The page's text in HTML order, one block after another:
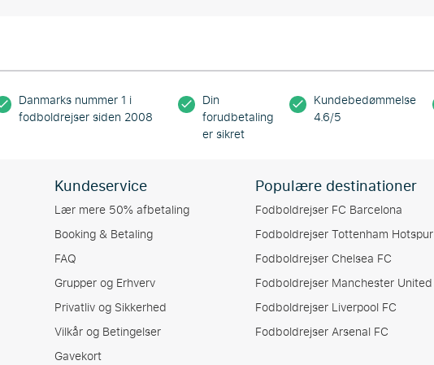
Danmarks nummer 1 i
fodboldrejser siden 2008
Din
forudbetaling
er sikret
Kundebedømmelse
4.6/5
Kundeservice
Lær mere 50% afbetaling
Booking & Betaling
FAQ
Grupper og Erhverv
Privatliv og Sikkerhed
Vilkår og Betingelser
Gavekort
Populære destinationer
Fodboldrejser FC Barcelona
Fodboldrejser Tottenham Hotspur
Fodboldrejser Chelsea FC
Fodboldrejser Manchester United
Fodboldrejser Liverpool FC
Fodboldrejser Arsenal FC